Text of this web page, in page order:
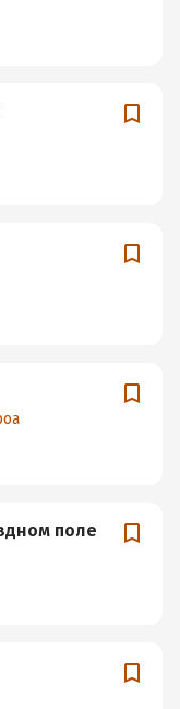
поле